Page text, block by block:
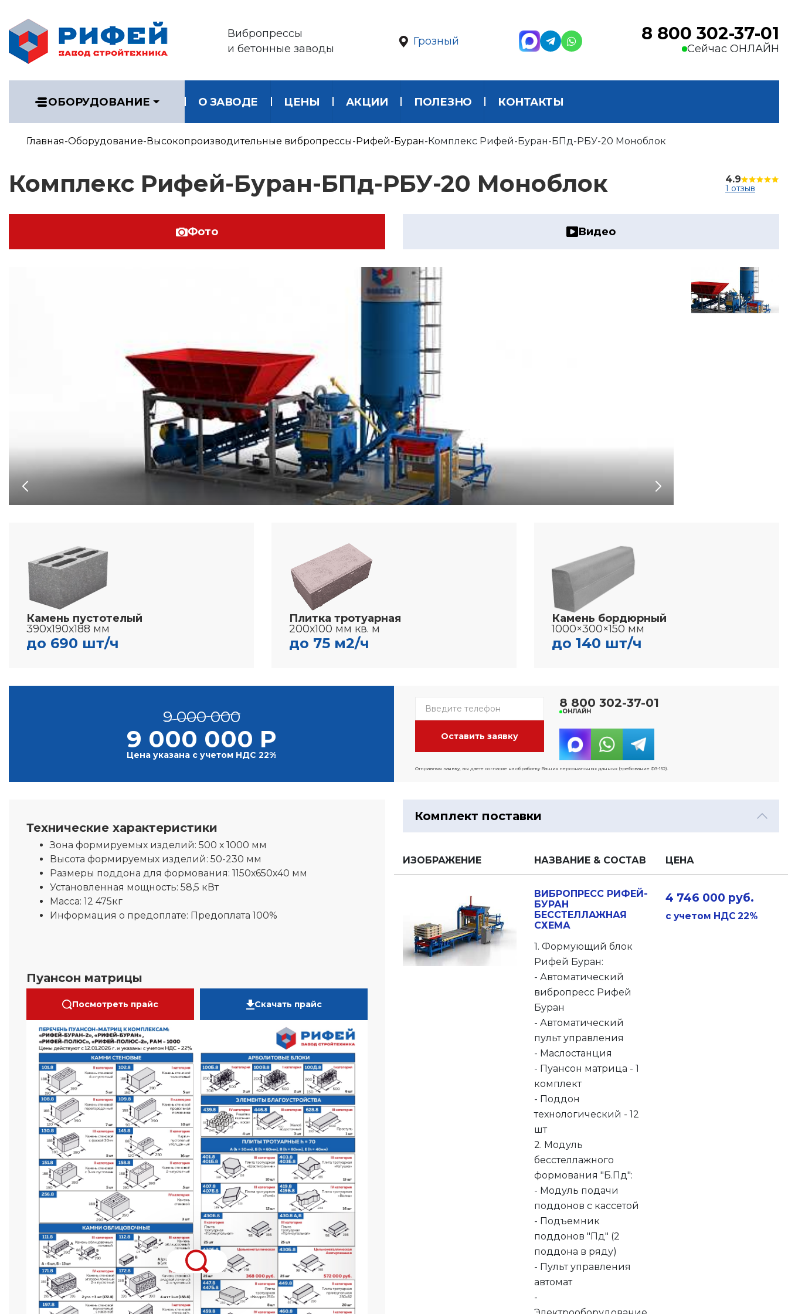
Вибропрессы
и бетонные заводы
Грозный 8 800 302-37-01
Сейчас ОНЛАЙН
ОБОРУДОВАНИЕ О ЗАВОДЕ ЦЕНЫ АКЦИИ ПОЛЕЗНО КОНТАКТЫ
Главная Оборудование Высокопроизводительные вибропрессы Рифей-Буран Комплекс Рифей-Буран-БПд-РБУ-20 Моноблок
Комплекс Рифей-Буран-БПд-РБУ-20 Моноблок 4.9
1 отзыв
Фото Видео
Камень пустотелый
390х190х188 мм
до 690 шт/ч
Плитка тротуарная
200х100 мм кв. м
до 75 м2/ч
Камень бордюрный
1000×300×150 мм
до 140 шт/ч
9 000 000
9 000 000 Р
Цена указана с учетом НДС 22%
8 800 302-37-01
ОНЛАЙН
Отправляя заявку, вы даете согласие на обработку Ваших персональных данных (требование ФЗ-152).
Технические характеристики
Зона формируемых изделий: 500 х 1000 мм
Высота формируемых изделий: 50-230 мм
Размеры поддона для формования: 1150х650х40 мм
Установленная мощность: 58,5 кВт
Масса: 12 475кг
Информация о предоплате: Предоплата 100%
Пуансон матрицы
Посмотреть прайс Скачать прайс
Комплект поставки
ИЗОБРАЖЕНИЕ НАЗВАНИЕ & СОСТАВ ЦЕНА
ВИБРОПРЕСС РИФЕЙ-
БУРАН
БЕССТЕЛЛАЖНАЯ
СХЕМА
1. Формующий блок
Рифей Буран:
- Автоматический
вибропресс Рифей
Буран
- Автоматический
пульт управления
- Маслостанция
- Пуансон матрица - 1
комплект
- Поддон
технологический - 12
шт
2. Модуль
бесстеллажного
формования "Б.Пд":
- Модуль подачи
поддонов с кассетой
- Подъемник
поддонов "Пд" (2
поддона в ряду)
- Пульт управления
автомат
-
4 746 000 руб.
с учетом НДС 22%